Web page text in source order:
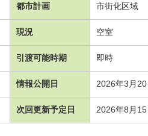
都市計画 市街化区域
現況 空室
引渡可能時期 即時
情報公開日 2026年3月
次回更新予定日 2026年8月